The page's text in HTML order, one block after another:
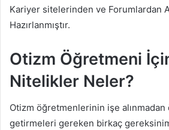
Kariyer sitelerinden ve Forumlardan
Hazırlanmıştır.
Otizm Öğretmeni
Nitelikler Neler?
Otizm öğretmenlerinin işe
getirmeleri gereken birkaç